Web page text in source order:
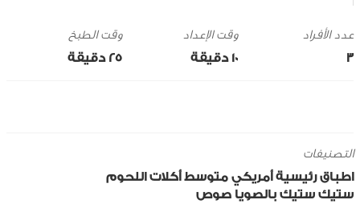
3
وقت الإعداد
10 ‎دقيقة
وقت الطبخ
25 ‎دقيقة
التصنيفات
اطباق رئيسية أمريكي متوسط أكلات اللحوم
ستيك ستيك بالصويا صوص